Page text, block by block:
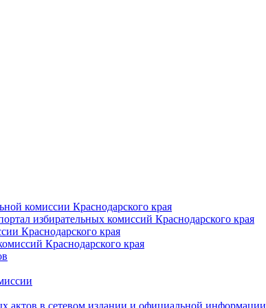
комиссии Краснодарского края
избирательных комиссий Краснодарского края
Краснодарского края
Краснодарского края
актов в сетевом издании и официальной информации